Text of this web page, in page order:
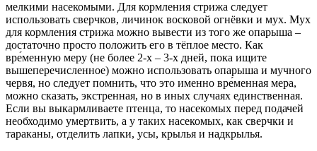
мелкими насекомыми. Для кормления стрижа следует
использовать сверчков, личинок восковой огнёвки и мух. Мух
для кормления стрижа можно вывести из того же опарыша –
достаточно просто положить его в тёплое место. Как
вре́менную меру (не более 2-х – 3-х дней, пока ищите
вышеперечисленное) можно использовать опарыша и мучного
червя, но следует помнить, что это именно вре́менная мера,
можно сказать, экстренная, но в иных случаях единственная.
Если вы выкармливаете птенца, то насекомых перед подачей
необходимо умертвить, а у таких насекомых, как сверчки и
тараканы, отделить лапки, усы, крылья и надкрылья.